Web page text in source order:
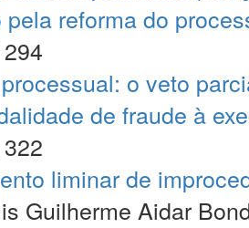
pela reforma do
o veto
de fraude à
liminar de
Guilherme Aidar